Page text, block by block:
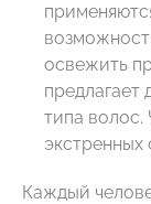
освежить
типа волос.
экстренных
Каждый